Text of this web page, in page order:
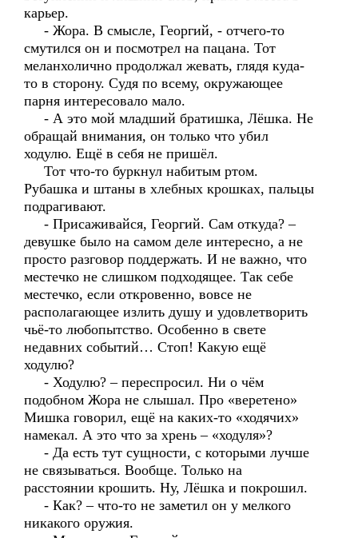
карьер.
- Жора. В смысле, Георгий, - отчего-то
смутился он и посмотрел на пацана. Тот
меланхолично продолжал жевать, глядя куда-
то в сторону. Судя по всему, окружающее
парня интересовало мало.
- А это мой младший братишка, Лёшка. Не
обращай внимания, он только что убил
ходулю. Ещё в себя не пришёл.
Тот что-то буркнул набитым ртом.
Рубашка и штаны в хлебных крошках, пальцы
подрагивают.
- Присаживайся, Георгий. Сам откуда? –
девушке было на самом деле интересно, а не
просто разговор поддержать. И не важно, что
местечко не слишком подходящее. Так себе
местечко, если откровенно, вовсе не
располагающее излить душу и удовлетворить
чьё-то любопытство. Особенно в свете
недавних событий… Стоп! Какую ещё
ходулю?
- Ходулю? – переспросил. Ни о чём
подобном Жора не слышал. Про «веретено»
Мишка говорил, ещё на каких-то «ходячих»
намекал. А это что за хрень – «ходуля»?
- Да есть тут сущности, с которыми лучше
не связываться. Вообще. Только на
расстоянии крошить. Ну, Лёшка и покрошил.
- Как? – что-то не заметил он у мелкого
никакого оружия.